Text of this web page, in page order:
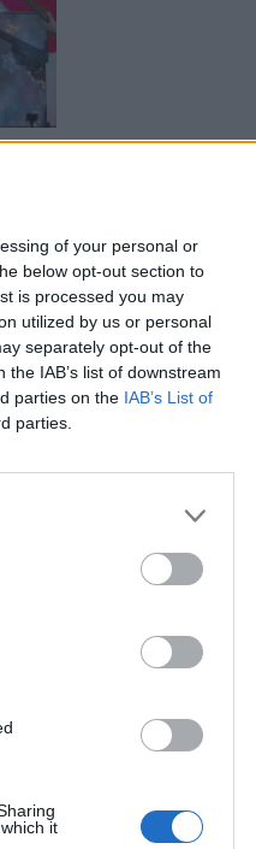
of your personal or
below opt-out section to
is processed you may
utilized by us or personal
separately opt-out of the
IAB’s list of downstream
parties on the IAB’s List of
parties.
it